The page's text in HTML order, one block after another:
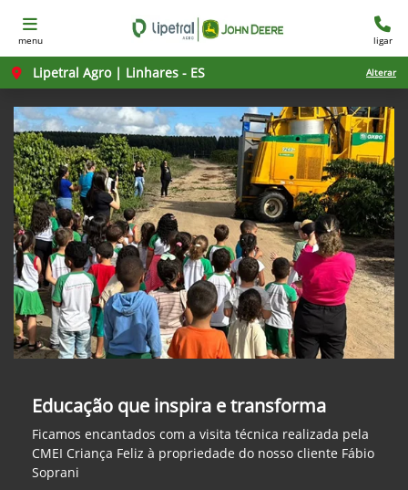
menu ligar
Lipetral Agro | Linhares - ES Alterar
Educação que inspira e transforma
Ficamos encantados com a visita técnica realizada pela
CMEI Criança Feliz à propriedade do nosso cliente Fábio
Soprani